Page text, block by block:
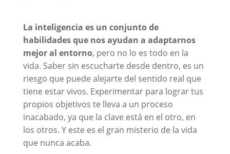
La inteligencia es un conjunto de
habilidades que nos ayudan a adaptarnos
mejor al entorno, pero no lo es todo en la
vida. Saber sin escucharte desde dentro, es un
riesgo que puede alejarte del sentido real que
tiene estar vivos. Experimentar para lograr tus
propios objetivos te lleva a un proceso
inacabado, ya que la clave está en el otro, en
los otros. Y este es el gran misterio de la vida
que nunca acaba.